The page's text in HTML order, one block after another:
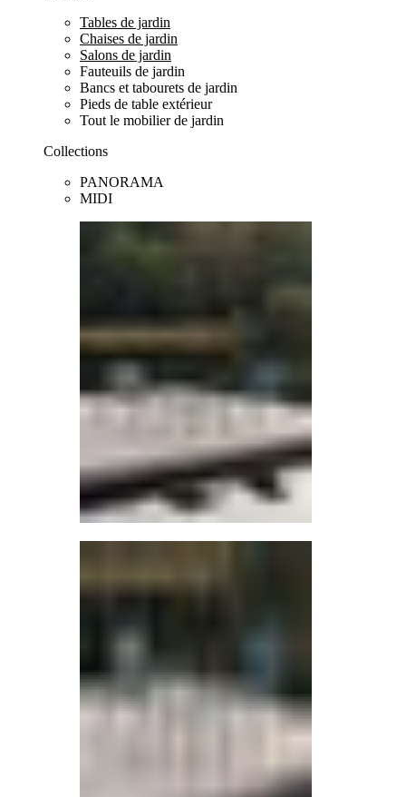
Tables de jardin
Chaises de jardin
Salons de jardin
Fauteuils de jardin
Bancs et tabourets de jardin
Pieds de table extérieur
Tout le mobilier de jardin
Collections
PANORAMA
MIDI